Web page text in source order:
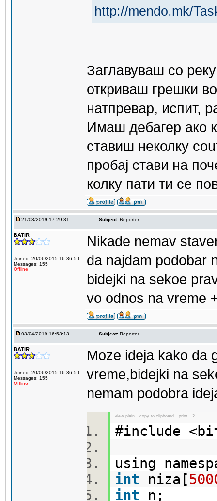
http://mendo.mk/
Заглавуваш со
откриваш грешки
натпревар, испит,
Имаш дебагер ако
ставиш неколку
пробај стави на
колку пати ти се
21/03/2019 17:29:31 Subject: Reporter
BATIR
Joined: 20/06/2015 16:36:50
Messages: 155
Offline
Nikade nemav
da najdam podobar
bidejki na sekoe
vo odnos na vreme
03/04/2019 16:53:13 Subject: Reporter
BATIR
Joined: 20/06/2015 16:36:50
Messages: 155
Offline
Moze ideja kako da
vreme,bidejki na
nemam podobra
view plain copy to clipboard print ?
#include
using
int niza[
int n;